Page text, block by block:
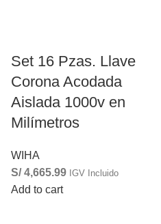
Set 16 Pzas. Llave
Corona Acodada
Aislada 1000v en
Milímetros
WIHA
S/4,665.99 IGV Incluido
Add to cart